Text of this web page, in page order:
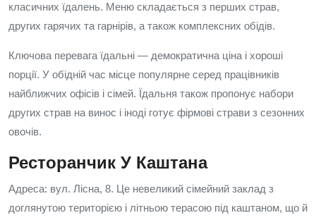
класичних їдалень. Меню складається з перших страв,
других гарячих та гарнірів, а також комплексних обідів.
Ключова перевага їдальні — демократична ціна і хороші
порції. У обідній час місце популярне серед працівників
найближчих офісів і сімей. Їдальня також пропонує набори
других страв на винос і іноді готує фірмові страви з сезонних
овочів.
Ресторанчик У Каштана
Адреса: вул. Лісна, 8. Це невеликий сімейний заклад з
доглянутою територією і літньою терасою під каштаном, що й